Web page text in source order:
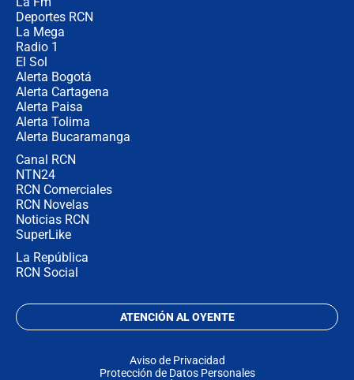
Deportes RCN
La Mega
Radio 1
El Sol
Alerta Bogotá
Alerta Cartagena
Alerta Paisa
Alerta Tolima
Alerta Bucaramanga
Canal RCN
NTN24
RCN Comerciales
RCN Novelas
Noticias RCN
SuperLike
La República
RCN Social
ATENCIÓN AL OYENTE
Aviso de Privacidad
Protección de Datos Personales